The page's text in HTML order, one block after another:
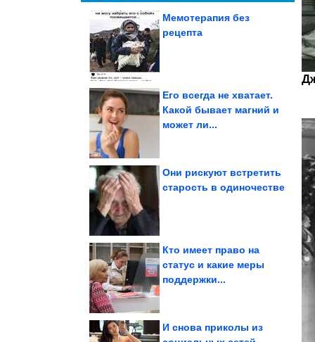
Мемотерапия без
рецепта
А ведь всё же в точку!
Его всегда не хватает.
Какой бывает магний и
может ли...
Они рискуют встретить
старость в одиночестве
Кто имеет право на
статус и какие меры
поддержки...
Вещи, которые
И снова приколы из